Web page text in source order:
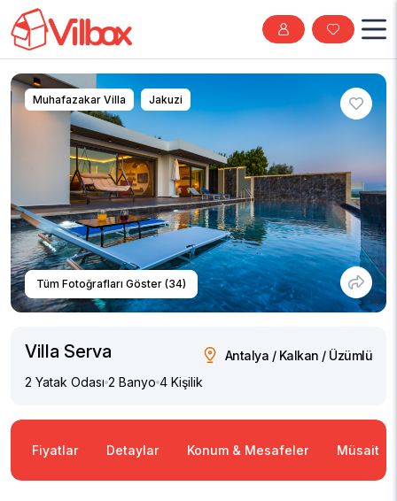
Tüm Fotoğrafları Göster (34)
Muhafazakar Villa Jakuzi
Villa Serva
Antalya / Kalkan / Üzümlü
2 Yatak Odası 2 Banyo 4 Kişilik
Fiyatlar Detaylar Konum & Mesafeler Müsaitlik